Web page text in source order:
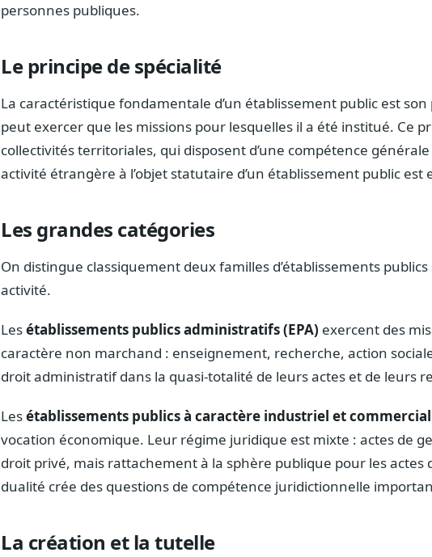
personnes publiques.
Le principe de spécialité
La caractéristique fondamentale d’un établissement public est
peut exercer que les missions pour lesquelles il a été institué. Ce
collectivités territoriales, qui disposent d’une compétence
activité étrangère à l’objet statutaire d’un établissement public est
Les grandes catégories
On distingue classiquement deux familles d’établissements
activité.
Lesétablissements publics administratifs (EPA) exercent des
caractère non marchand : enseignement, recherche, action
droit administratif dans la quasi-totalité de leurs actes et de leurs
Lesétablissements publics à caractère industriel et commercial
vocation économique. Leur régime juridique est mixte : actes de
droit privé, mais rattachement à la sphère publique pour les actes
dualité crée des questions de compétence juridictionnelle
La création et la tutelle